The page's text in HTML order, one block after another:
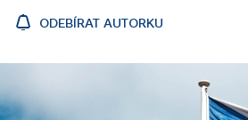
ODEBÍRAT AUTORKU